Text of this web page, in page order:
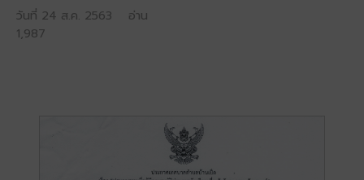
วันที่ 24 ส.ค. 2563 อ่าน
1,987